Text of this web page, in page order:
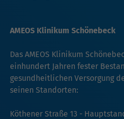
AMEOS Klinikum Schönebeck
Das AMEOS Klinikum
einhundert Jahren fester
gesundheitlichen Versorgung
seinen Standorten:
Köthener Straße 13 -